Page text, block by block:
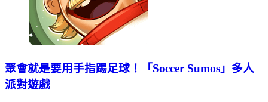
聚會就是要用手指踢足球！「Soccer Sumos」多人
派對遊戲